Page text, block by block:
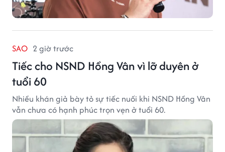
SAO 2 giờ trước
Tiếc cho NSND Hồng Vân vì lỡ duyên ở
tuổi 60
Nhiều khán giả bày tỏ sự tiếc nuối khi NSND Hồng Vân
vẫn chưa có hạnh phúc trọn vẹn ở tuổi 60.